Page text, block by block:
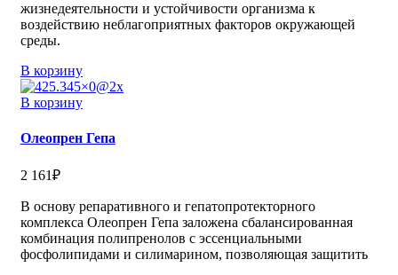
жизнедеятельности и устойчивости организма к
воздействию неблагоприятных факторов окружающей
среды.
В корзину
В корзину
Олеопрен Гепа
2 161₽
В основу репаративного и гепатопротекторного
комплекса Олеопрен Гепа заложена сбалансированная
комбинация полипренолов с эссенциальными
фосфолипидами и силимарином, позволяющая защитить